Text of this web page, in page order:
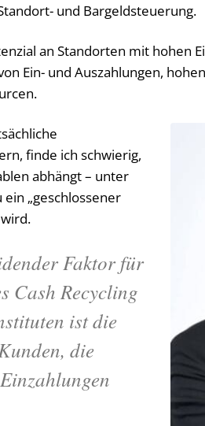
und Bargeldsteuerung.
an Standorten mit hohen
Ein- und Auszahlungen,
finde ich schwierig,
abhängt – unter
„geschlossener
Faktor für
Cash Recycling
ist die
die